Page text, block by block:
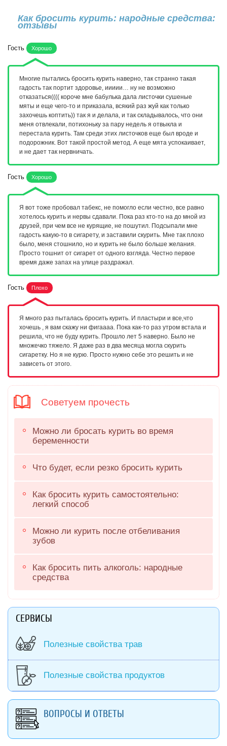
Как бросить курить: народные средства:
отзывы
Гость Хорошо
Многие пытались бросить курить наверно, так странно такая
гадость так портит здоровье, иииии… ну не возможно
отказаться(((( короче мне бабулька дала листочки сушеные
мяты и еще чего-то и приказала, всякий раз жуй как только
захочешь коптить)) так я и делала, и так складывалось, что они
меня отвлекали, потихоньку за пару недель я отвыкла и
перестала курить. Там среди этих листочков еще был вроде и
подорожник. Вот такой простой метод. А еще мята успокаивает,
и не дает так нервничать.
Гость Хорошо
Я вот тоже пробовал табекс, не помогло если честно, все равно
хотелось курить и нервы сдавали. Пока раз кто-то на до мной из
друзей, при чем все не курящие, не пошутил. Подсыпали мне
гадость какую-то в сигарету, и заставили скурить. Мне так плохо
было, меня стошнило, но и курить не было больше желания.
Просто тошнит от сигарет от одного взгляда. Честно первое
время даже запах на улице раздражал.
Гость Плохо
Я много раз пыталась бросить курить. И пластыри и все,что
хочешь , я вам скажу ни фигаааа. Пока как-то раз утром встала и
решила, что не буду курить. Прошло лет 5 наверно. Было не
множечко тяжело. Я даже раз в два месяца могла скурить
сигаретку. Но я не курю. Просто нужно себе это решить и не
зависеть от этого.
Советуем прочесть
Можно ли бросать курить во время
беременности
Что будет, если резко бросить курить
Как бросить курить самостоятельно:
легкий способ
Можно ли курить после отбеливания
зубов
Как бросить пить алкоголь: народные
средства
СЕРВИСЫ
Полезные свойства трав
Полезные свойства продуктов
ВОПРОСЫ И ОТВЕТЫ